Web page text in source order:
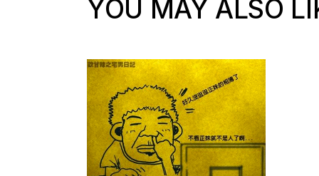
YOU MAY ALSO